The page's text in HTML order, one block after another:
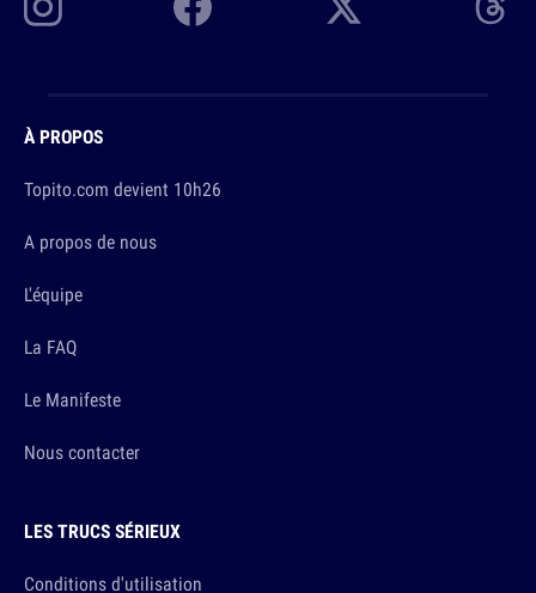
À PROPOS
Topito.com devient 10h26
A propos de nous
L'équipe
La FAQ
Le Manifeste
Nous contacter
LES TRUCS SÉRIEUX
Conditions d'utilisation